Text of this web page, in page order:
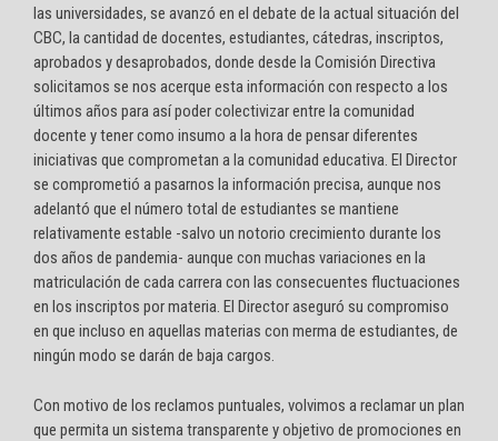
las universidades, se avanzó en el debate de la actual situación del
CBC, la cantidad de docentes, estudiantes, cátedras, inscriptos,
aprobados y desaprobados, donde desde la Comisión Directiva
solicitamos se nos acerque esta información con respecto a los
últimos años para así poder colectivizar entre la comunidad
docente y tener como insumo a la hora de pensar diferentes
iniciativas que comprometan a la comunidad educativa. El Director
se comprometió a pasarnos la información precisa, aunque nos
adelantó que el número total de estudiantes se mantiene
relativamente estable -salvo un notorio crecimiento durante los
dos años de pandemia- aunque con muchas variaciones en la
matriculación de cada carrera con las consecuentes fluctuaciones
en los inscriptos por materia. El Director aseguró su compromiso
en que incluso en aquellas materias con merma de estudiantes, de
ningún modo se darán de baja cargos.
Con motivo de los reclamos puntuales, volvimos a reclamar un plan
que permita un sistema transparente y objetivo de promociones en